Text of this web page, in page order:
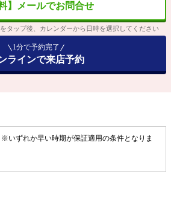
】メールでお問合せ
タップ後、カレンダーから日時を選択してください
1分で予約完了
ラインで来店予約
※いずれか早い時期が保証適用の条件となりま